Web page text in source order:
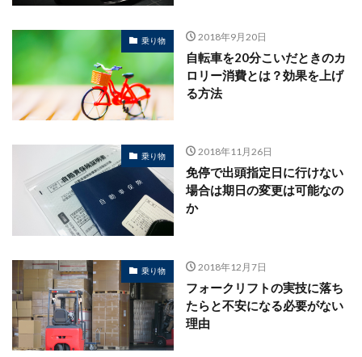
乗り物 2018年9月20日
自転車を20分こいだときのカ
ロリー消費とは？効果を上げ
る方法
乗り物 2018年11月26日
免停で出頭指定日に行けない
場合は期日の変更は可能なの
か
乗り物 2018年12月7日
フォークリフトの実技に落ち
たらと不安になる必要がない
理由